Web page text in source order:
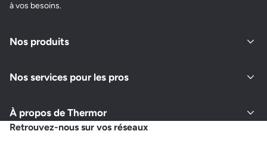
à vos besoins.
Nos produits
Nos services pour les pros
À propos de Thermor
Retrouvez-nous sur vos réseaux